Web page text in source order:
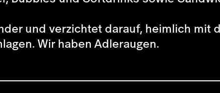
und verzichtet darauf, heimlich mit
Wir haben Adleraugen.